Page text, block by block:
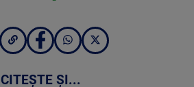
CITEȘTE ȘI...